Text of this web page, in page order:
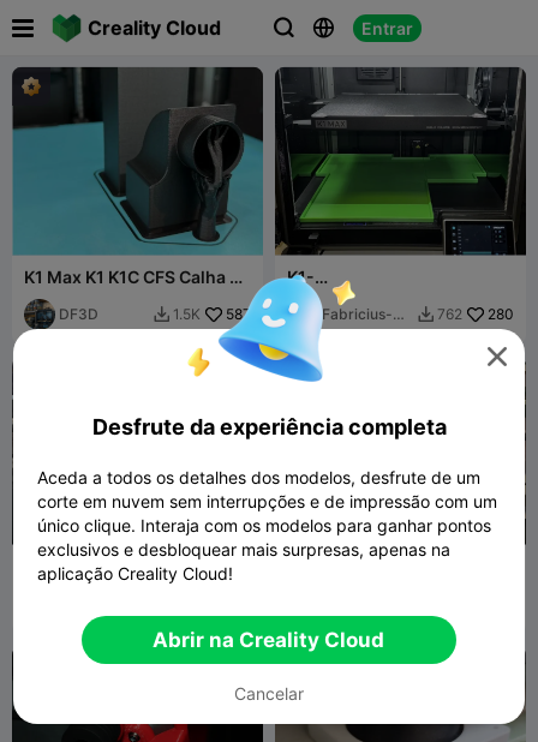
Creality Cloud   Entrar
 
K1 Max K1 K1C CFS Calha de
Descarte
DF3D  1.5K 587
K1-
MAX_Poop_Cabinets_v2_Fa
brius-Design
Fabricius-
Design
 762 280
Modificação de troca
rápida para o K1 ou K1 Max
Design
Elevador CFS para kit de

Desfrute da experiência completa
Aceda a todos os detalhes dos modelos, desfrute de um
corte em nuvem sem interrupções e de impressão com um
único clique. Interaja com os modelos para ganhar pontos
exclusivos e desbloquear mais surpresas, apenas na
aplicação Creality Cloud!
Abrir na Creality Cloud
Cancelar